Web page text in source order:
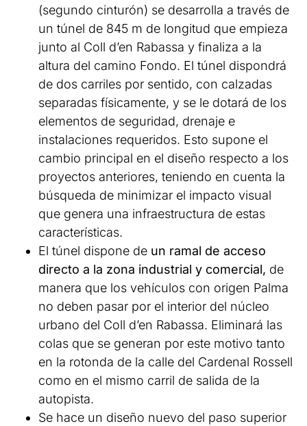
(segundo cinturón) se desarrolla a través de
un túnel de 845 m de longitud que empieza
junto al Coll d’en Rabassa y finaliza a la
altura del camino Fondo. El túnel dispondrá
de dos carriles por sentido, con calzadas
separadas físicamente, y se le dotará de los
elementos de seguridad, drenaje e
instalaciones requeridos. Esto supone el
cambio principal en el diseño respecto a los
proyectos anteriores, teniendo en cuenta la
búsqueda de minimizar el impacto visual
que genera una infraestructura de estas
características.
El túnel dispone de un ramal de acceso
directo a la zona industrial y comercial, de
manera que los vehículos con origen Palma
no deben pasar por el interior del núcleo
urbano del Coll d’en Rabassa. Eliminará las
colas que se generan por este motivo tanto
en la rotonda de la calle del Cardenal Rossell
como en el mismo carril de salida de la
autopista.
Se hace un diseño nuevo del paso superior